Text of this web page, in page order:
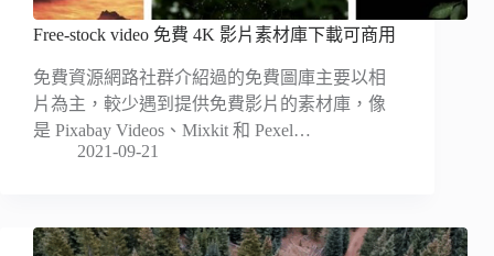
Free-stock video 免費 4K 影片素材庫下載可商用
免費資源網路社群介紹過的免費圖庫主要以相
片為主，較少遇到提供免費影片的素材庫，像
是 Pixabay Videos、Mixkit 和 Pexel…
2021-09-21